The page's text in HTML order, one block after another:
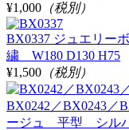
¥1,000 （税別）
BX0337 ジュエリ
繍 W180 D130 H75
¥1,500 （税別）
BX0242／BX0243／
ージュ 平型 シルバ